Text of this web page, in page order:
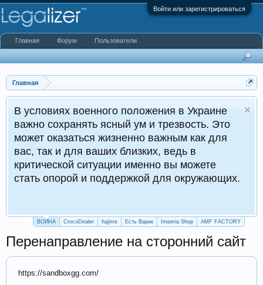
Войти или зарегистрироваться
Главная
положения в Украине
ясный ум и трезвость. Это
жизненно важным как для
ваших близких, ведь в
ситуации именно вы можете
и поддержкой для окружающих.
ВОЙНА CrocoDealer hajime Есть Варик Imperia Shop AMF FACTORY
Перенаправление на сторонний сайт
https://sandboxgg.com/
Главная Форум Пользователи